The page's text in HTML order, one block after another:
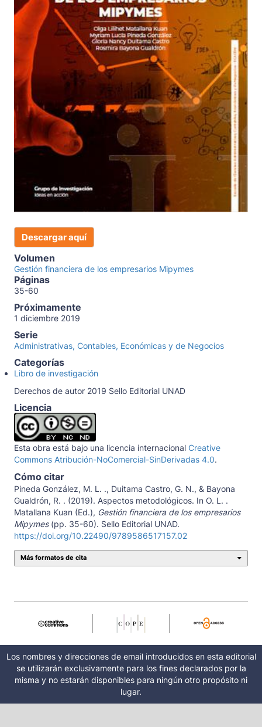
Descargar aquí
Volumen
Gestión financiera de los empresarios Mipymes
Páginas
35-60
Próximamente
1 diciembre 2019
Serie
Administrativas, Contables, Económicas y de Negocios
Categorías
Libro de investigación
Derechos de autor 2019 Sello Editorial UNAD
Licencia
Esta obra está bajo una licencia internacional Creative
Commons Atribución-NoComercial-SinDerivadas 4.0.
Cómo citar
Pineda González, M. L. ., Duitama Castro, G. N., & Bayona
Gualdrón, R. . (2019). Aspectos metodológicos. In O. L. .
Matallana Kuan (Ed.), Gestión financiera de los empresarios
Mipymes(pp. 35-60). Sello Editorial UNAD.
https://doi.org/10.22490/9789586517157.02
Más formatos de cita
Los nombres y direcciones de email introducidos en esta editorial
se utilizarán exclusivamente para los fines declarados por la
misma y no estarán disponibles para ningún otro propósito ni
lugar.